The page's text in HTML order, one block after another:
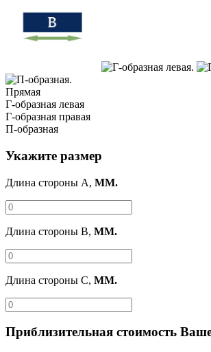
Прямая
Г-образная левая
Г-образная правая
П-образная
Укажите размер
Длина стороны A, ММ.
Длина стороны B, ММ.
Длина стороны C, ММ.
Приблизительная стоимость